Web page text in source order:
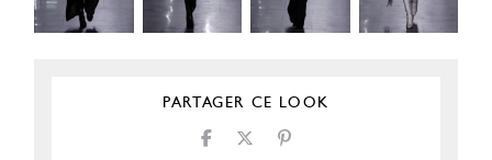
PARTAGER CE LOOK